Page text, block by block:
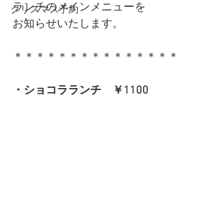
クリスマス予約
ランチのメインメニューを
お知らせいたします。
＊＊＊＊＊＊＊＊＊＊＊＊＊＊＊
・ショコラランチ　￥1100